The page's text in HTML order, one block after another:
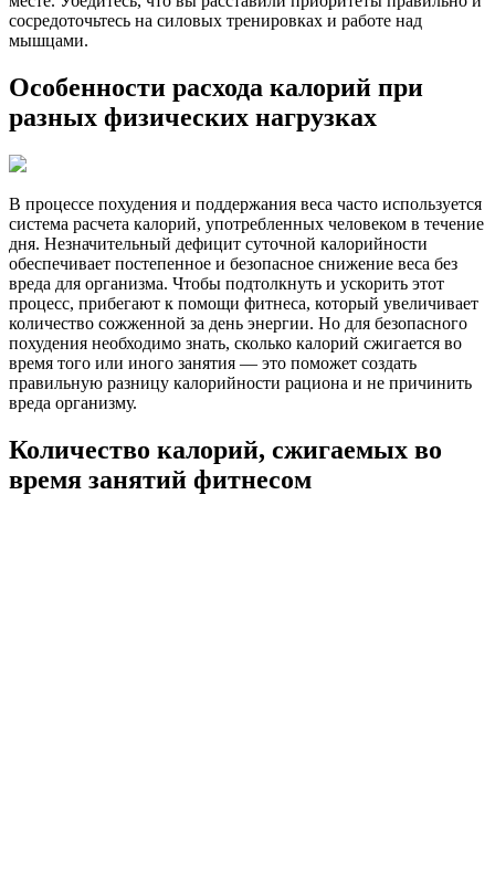
сосредоточьтесь на силовых тренировках и работе над
мышцами.
Особенности расхода калорий при
разных физических нагрузках
В процессе похудения и поддержания веса часто используется
система расчета калорий, употребленных человеком в течение
дня. Незначительный дефицит суточной калорийности
обеспечивает постепенное и безопасное снижение веса без
вреда для организма. Чтобы подтолкнуть и ускорить этот
процесс, прибегают к помощи фитнеса, который увеличивает
количество сожженной за день энергии. Но для безопасного
похудения необходимо знать, сколько калорий сжигается во
время того или иного занятия — это поможет создать
правильную разницу калорийности рациона и не причинить
вреда организму.
Количество калорий, сжигаемых во
время занятий фитнесом